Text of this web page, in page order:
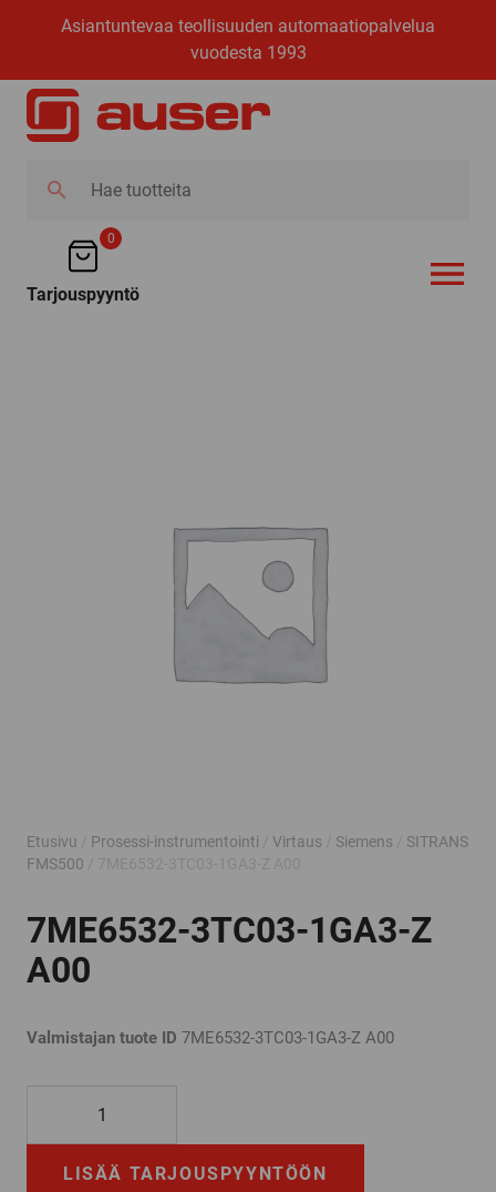
Asiantuntevaa teollisuuden automaatiopalvelua
vuodesta 1993
tuotteita
0
Tarjouspyyntö
Etusivu Prosessi-instrumentointi Virtaus Siemens
SITRANS
FMS500
7ME6532-3TC03-1GA3-Z
A00
Valmistajan tuote ID 7ME6532-3TC03-1GA3-Z A00
1GA3-
LISÄÄ TARJOUSPYYNTÖÖN